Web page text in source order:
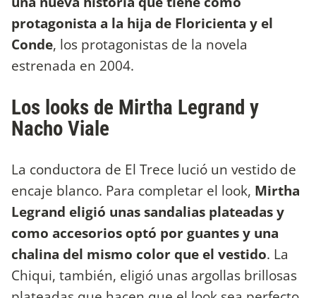
protagonista a la hija de Floricienta y el
Conde, los protagonistas de la novela
estrenada en 2004.
Los looks de Mirtha Legrand y
Nacho Viale
La conductora de El Trece lució un vestido de
encaje blanco. Para completar el look, Mirtha
Legrand eligió unas sandalias plateadas y
como accesorios optó por guantes y una
chalina del mismo color que el vestido. La
Chiqui, también, eligió unas argollas brillosas